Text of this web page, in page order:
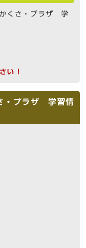
かくさ・プラザ 学
い！
・プラザ 学習情